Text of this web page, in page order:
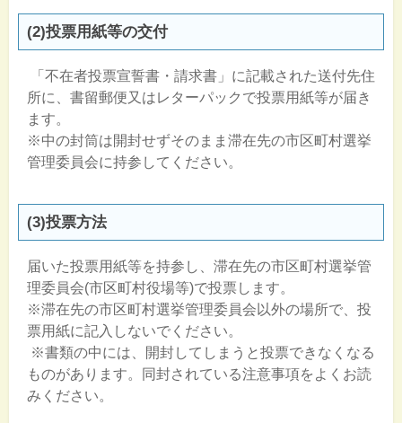
(2)投票用紙等の交付
「不在者投票宣誓書・請求書」に記載された送付先住
所に、書留郵便又はレターパックで投票用紙等が届き
ます。
※中の封筒は開封せずそのまま滞在先の市区町村選挙
管理委員会に持参してください。
(3)投票方法
届いた投票用紙等を持参し、滞在先の市区町村選挙管
理委員会(市区町村役場等)で投票します。
※滞在先の市区町村選挙管理委員会以外の場所で、投
票用紙に記入しないでください。
※書類の中には、開封してしまうと投票できなくなる
ものがあります。同封されている注意事項をよくお読
みください。